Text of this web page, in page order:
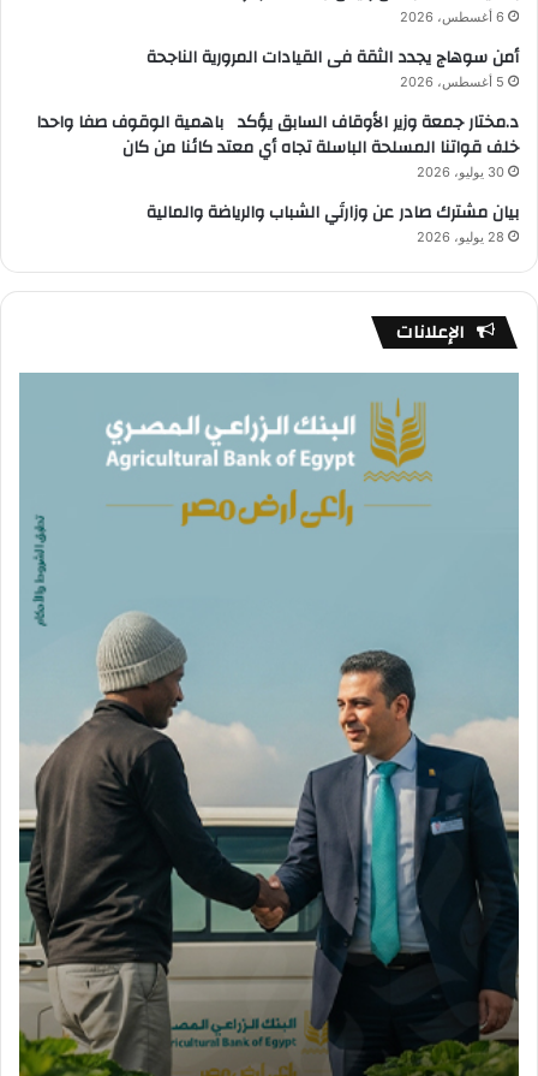
6 أغسطس، 2026
أمن سوهاج يجدد الثقة فى القيادات المرورية الناجحة
5 أغسطس، 2026
د.مختار جمعة وزير الأوقاف السابق يؤكد باهمية الوقوف صفا واحدا
خلف قواتنا المسلحة الباسلة تجاه أي معتد كائنا من كان
30 يوليو، 2026
بيان مشترك صادر عن وزارتَي الشباب والرياضة والمالية
28 يوليو، 2026
الإعلانات